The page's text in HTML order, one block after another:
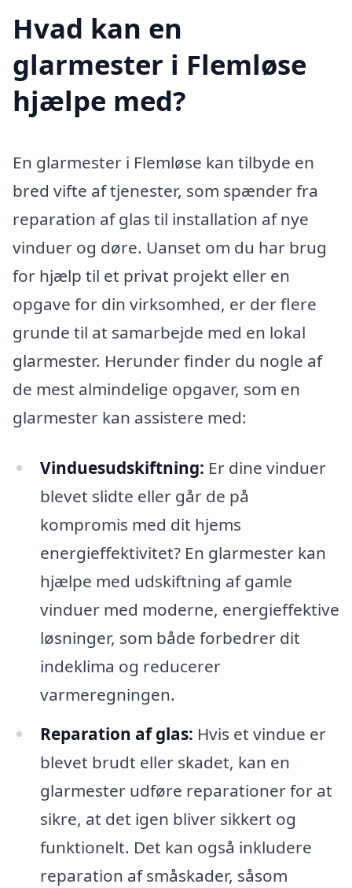
Hvad kan en
glarmester i Flemløse
hjælpe med?
En glarmester i Flemløse kan tilbyde en
bred vifte af tjenester, som spænder fra
reparation af glas til installation af nye
vinduer og døre. Uanset om du har brug
for hjælp til et privat projekt eller en
opgave for din virksomhed, er der flere
grunde til at samarbejde med en lokal
glarmester. Herunder finder du nogle af
de mest almindelige opgaver, som en
glarmester kan assistere med:
Vinduesudskiftning: Er dine vinduer
blevet slidte eller går de på
kompromis med dit hjems
energieffektivitet? En glarmester kan
hjælpe med udskiftning af gamle
vinduer med moderne, energieffektive
løsninger, som både forbedrer dit
indeklima og reducerer
varmeregningen.
Reparation af glas: Hvis et vindue er
blevet brudt eller skadet, kan en
glarmester udføre reparationer for at
sikre, at det igen bliver sikkert og
funktionelt. Det kan også inkludere
reparation af småskader, såsom